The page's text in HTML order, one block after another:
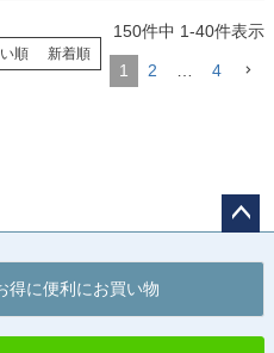
順 新着順
150件中 1-40件表示
1 2 4
へ
得に便利にお買い物